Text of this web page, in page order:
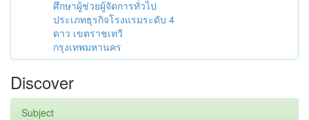
ศึกษาผู้ช่วยผู้จัดการทั่วไป
ประเภทธุรกิจโรงแรมระดับ 4
ดาว เขตราชเทวี
กรุงเทพมหานคร
Discover
Subject